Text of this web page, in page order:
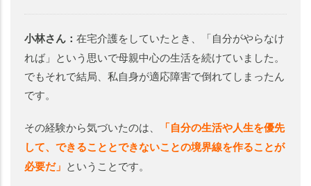
小林さん： 在宅介護をしていたとき、「自分がやらなけ
れば」という思いで母親中心の生活を続けていました。
でもそれで結局、私自身が適応障害で倒れてしまったん
です。
その経験から気づいたのは、
「自分の生活や人生を優先
して、できることとできないことの境界線を作ることが
必要だ」 ということです。